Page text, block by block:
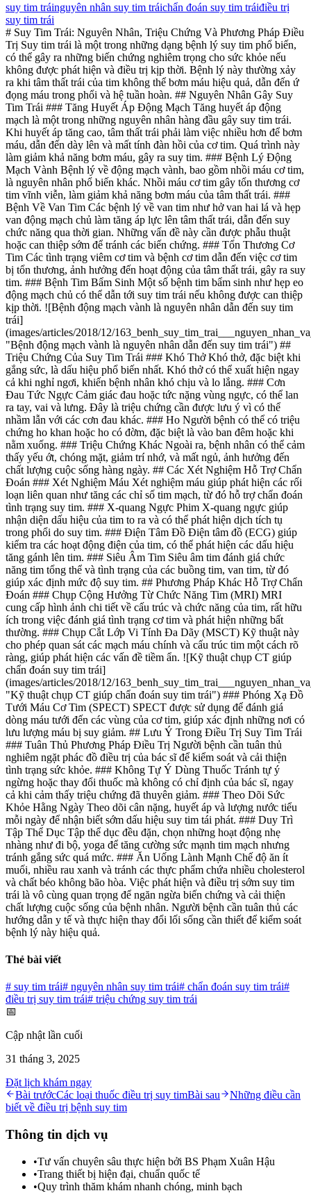
suy tim tráinguyên nhân suy tim tráichẩn đoán suy tim tráiđiều trị
suy tim trái
# Suy Tim Trái: Nguyên Nhân, Triệu Chứng Và Phương Pháp Điều
Trị Suy tim trái là một trong những dạng bệnh lý suy tim phổ biến,
có thể gây ra những biến chứng nghiêm trọng cho sức khỏe nếu
không được phát hiện và điều trị kịp thời. Bệnh lý này thường xảy
ra khi tâm thất trái của tim không thể bơm máu hiệu quả, dẫn đến ứ
đọng máu trong phổi và hệ tuần hoàn. ## Nguyên Nhân Gây Suy
Tim Trái ### Tăng Huyết Áp Động Mạch Tăng huyết áp động
mạch là một trong những nguyên nhân hàng đầu gây suy tim trái.
Khi huyết áp tăng cao, tâm thất trái phải làm việc nhiều hơn để bơm
máu, dẫn đến dày lên và mất tính đàn hồi của cơ tim. Quá trình này
làm giảm khả năng bơm máu, gây ra suy tim. ### Bệnh Lý Động
Mạch Vành Bệnh lý về động mạch vành, bao gồm nhồi máu cơ tim,
là nguyên nhân phổ biến khác. Nhồi máu cơ tim gây tổn thương cơ
tim vĩnh viễn, làm giảm khả năng bơm máu của tâm thất trái. ###
Bệnh Về Van Tim Các bệnh lý về van tim như hở van hai lá và hẹp
van động mạch chủ làm tăng áp lực lên tâm thất trái, dẫn đến suy
chức năng qua thời gian. Những vấn đề này cần được phẫu thuật
hoặc can thiệp sớm để tránh các biến chứng. ### Tổn Thương Cơ
Tim Các tình trạng viêm cơ tim và bệnh cơ tim dẫn đến việc cơ tim
bị tổn thương, ảnh hưởng đến hoạt động của tâm thất trái, gây ra suy
tim. ### Bệnh Tim Bẩm Sinh Một số bệnh tim bẩm sinh như hẹp eo
động mạch chủ có thể dẫn tới suy tim trái nếu không được can thiệp
kịp thời. ![Bệnh động mạch vành là nguyên nhân dẫn đến suy tim
trái]
(images/articles/2018/12/
"Bệnh động mạch vành là nguyên nhân dẫn đến suy tim trái") ##
Triệu Chứng Của Suy Tim Trái ### Khó Thở Khó thở, đặc biệt khi
gắng sức, là dấu hiệu phổ biến nhất. Khó thở có thể xuất hiện ngay
cả khi nghỉ ngơi, khiến bệnh nhân khó chịu và lo lắng. ### Cơn
Đau Tức Ngực Cảm giác đau hoặc tức nặng vùng ngực, có thể lan
ra tay, vai và lưng. Đây là triệu chứng cần được lưu ý vì có thể
nhầm lẫn với các cơn đau khác. ### Ho Người bệnh có thể có triệu
chứng ho khan hoặc ho có đờm, đặc biệt là vào ban đêm hoặc khi
nằm xuống. ### Triệu Chứng Khác Ngoài ra, bệnh nhân có thể cảm
thấy yếu ớt, chóng mặt, giảm trí nhớ, và mất ngủ, ảnh hưởng đến
chất lượng cuộc sống hàng ngày. ## Các Xét Nghiệm Hỗ Trợ Chẩn
Đoán ### Xét Nghiệm Máu Xét nghiệm máu giúp phát hiện các rối
loạn liên quan như tăng các chỉ số tim mạch, từ đó hỗ trợ chẩn đoán
tình trạng suy tim. ### X-quang Ngực Phim X-quang ngực giúp
nhận diện dấu hiệu của tim to ra và có thể phát hiện dịch tích tụ
trong phổi do suy tim. ### Điện Tâm Đồ Điện tâm đồ (ECG) giúp
kiểm tra các hoạt động điện của tim, có thể phát hiện các dấu hiệu
tăng gánh lên tim. ### Siêu Âm Tim Siêu âm tim đánh giá chức
năng tim tổng thể và tình trạng của các buồng tim, van tim, từ đó
giúp xác định mức độ suy tim. ## Phương Pháp Khác Hỗ Trợ Chẩn
Đoán ### Chụp Cộng Hưởng Từ Chức Năng Tim (MRI) MRI
cung cấp hình ảnh chi tiết về cấu trúc và chức năng của tim, rất hữu
ích trong việc đánh giá tình trạng cơ tim và phát hiện những bất
thường. ### Chụp Cắt Lớp Vi Tính Đa Dãy (MSCT) Kỹ thuật này
cho phép quan sát các mạch máu chính và cấu trúc tim một cách rõ
ràng, giúp phát hiện các vấn đề tiềm ẩn. ![Kỹ thuật chụp CT giúp
chẩn đoán suy tim trái]
(images/articles/2018/12/
"Kỹ thuật chụp CT giúp chẩn đoán suy tim trái") ### Phóng Xạ Đồ
Tưới Máu Cơ Tim (SPECT) SPECT được sử dụng để đánh giá
dòng máu tưới đến các vùng của cơ tim, giúp xác định những nơi có
lưu lượng máu bị suy giảm. ## Lưu Ý Trong Điều Trị Suy Tim Trái
### Tuân Thủ Phương Pháp Điều Trị Người bệnh cần tuân thủ
nghiêm ngặt phác đồ điều trị của bác sĩ để kiểm soát và cải thiện
tình trạng sức khỏe. ### Không Tự Ý Dùng Thuốc Tránh tự ý
ngừng hoặc thay đổi thuốc mà không có chỉ định của bác sĩ, ngay
cả khi cảm thấy triệu chứng đã thuyên giảm. ### Theo Dõi Sức
Khỏe Hằng Ngày Theo dõi cân nặng, huyết áp và lượng nước tiểu
mỗi ngày để nhận biết sớm dấu hiệu suy tim tái phát. ### Duy Trì
Tập Thể Dục Tập thể dục đều đặn, chọn những hoạt động nhẹ
nhàng như đi bộ, yoga để tăng cường sức mạnh tim mạch nhưng
tránh gắng sức quá mức. ### Ăn Uống Lành Mạnh Chế độ ăn ít
muối, nhiều rau xanh và tránh các thực phẩm chứa nhiều cholesterol
và chất béo không bão hòa. Việc phát hiện và điều trị sớm suy tim
trái là vô cùng quan trọng để ngăn ngừa biến chứng và cải thiện
chất lượng cuộc sống của bệnh nhân. Người bệnh cần tuân thủ các
hướng dẫn y tế và thực hiện thay đổi lối sống cần thiết để kiểm soát
bệnh lý này hiệu quả.
Thẻ bài viết
# suy tim trái# nguyên nhân suy tim trái# chẩn đoán suy tim trái#
điều trị suy tim trái# triệu chứng suy tim trái
📅
Cập nhật lần cuối
31 tháng 3, 2025
Đặt lịch khám ngay
Bài trướcCác loại thuốc điều trị suy timBài sau
Những điều cần
biết về điều trị bệnh suy tim
Thông tin dịch vụ
•Tư vấn chuyên sâu thực hiện bởi BS Phạm Xuân Hậu
•Trang thiết bị hiện đại, chuẩn quốc tế
•Quy trình thăm khám nhanh chóng, minh bạch